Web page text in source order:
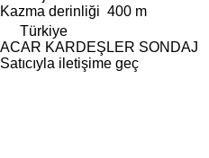
Kazma derinliği 400 m
Türkiye
ACAR KARDEŞLER SONDAJ
Satıcıyla iletişime geç